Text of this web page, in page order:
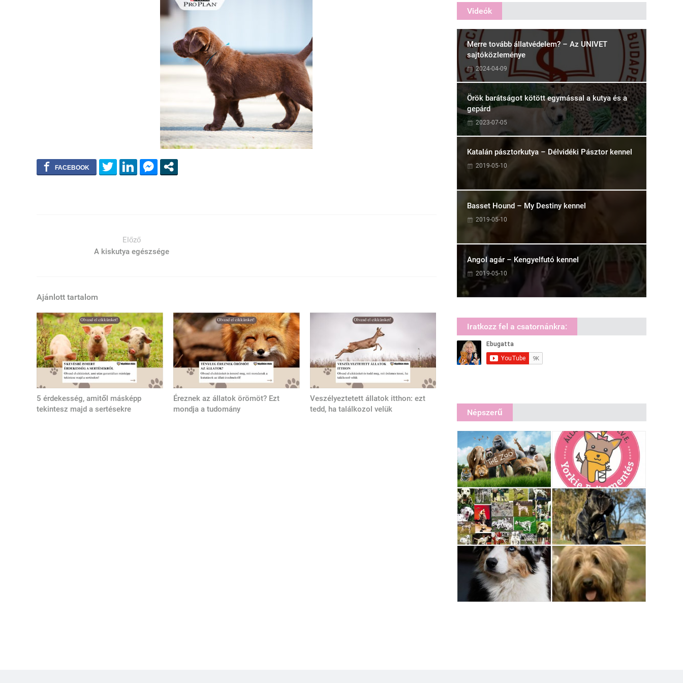
Előző
A kiskutya egészsége
Ajánlott tartalom
5 érdekesség, amitől másképp
tekintesz majd a sertésekre
Éreznek az állatok örömöt? Ezt
mondja a tudomány
Veszélyeztetett állatok itthon: ezt
tedd, ha találkozol velük
Videók
Merre tovább állatvédelem? – Az UNIVET
sajtóközleménye
2024-04-09
Örök barátságot kötött egymással a kutya és a
gepárd
2023-07-05
Katalán pásztorkutya – Délvidéki Pásztor kennel
2019-05-10
Basset Hound – My Destiny kennel
2019-05-10
Angol agár – Kengyelfutó kennel
2019-05-10
Iratkozz fel a csatornánkra:
Népszerű